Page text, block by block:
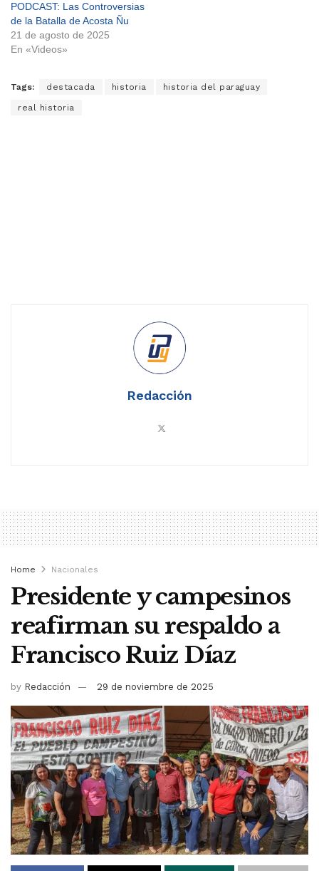
PODCAST: Las Controversias
de la Batalla de Acosta Ñu
21 de agosto de 2025
En «Videos»
Tags: destacada historia historia del paraguay
real historia
Redacción
Home Nacionales
Presidente y campesinos
reafirman su respaldo a
Francisco Ruiz Díaz
by Redacción 29 de noviembre de 2025